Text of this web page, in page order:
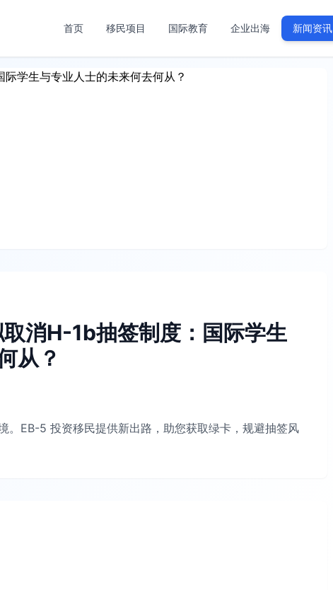
首页 移民项目 国际教育 企业出海 新闻资讯
消H-1b抽签制度：国际学生
从？
。EB-5 投资移民提供新出路，助您获取绿卡，规避抽签风